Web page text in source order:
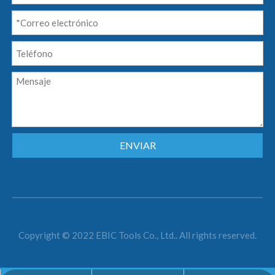
ENVIAR
Copyright © 2022 EBIC Tools Co., Ltd.. All rights reserved.